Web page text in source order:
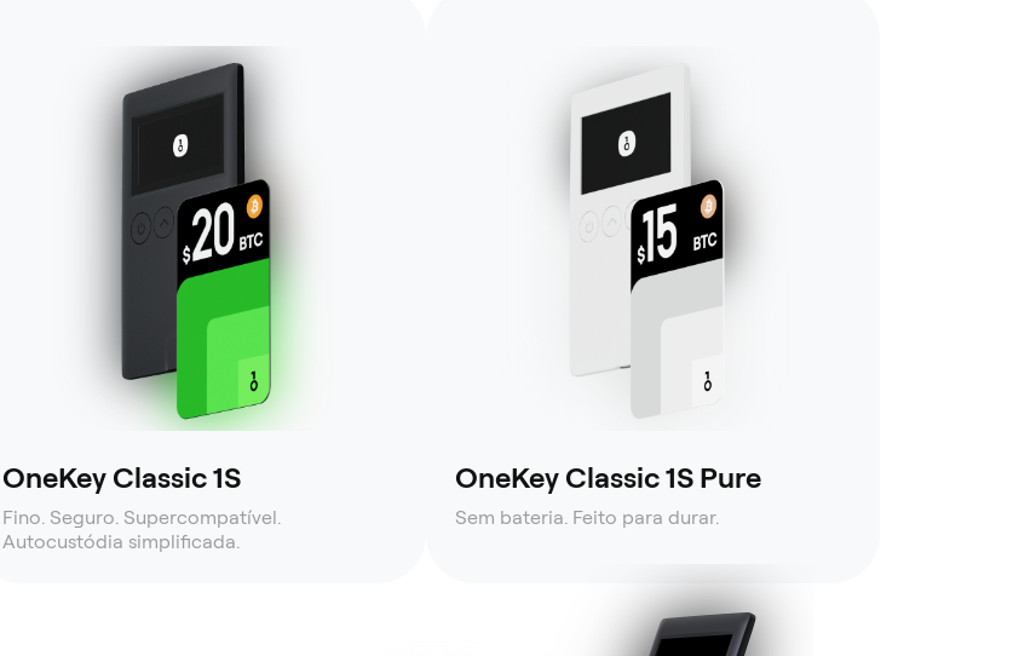
OneKey Classic 1S
Fino. Seguro. Supercompatível.
Autocustódia simplificada.
OneKey Classic 1S Pure
Sem bateria. Feito para durar.